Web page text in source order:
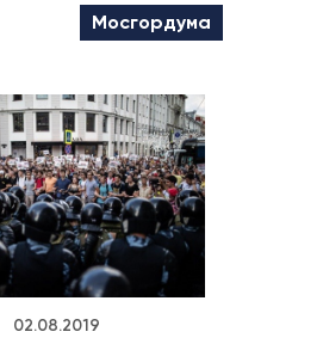
Мосгордума
02.08.2019